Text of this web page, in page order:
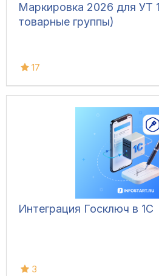
Маркировка 2026 для УТ
товарные группы)
17
Интеграция Госключ в 1С
3